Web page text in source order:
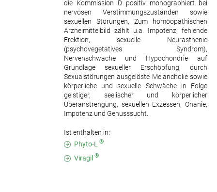
die Kommission D positiv monographiert bei
nervösen Verstimmungszuständen sowie
sexuellen Störungen. Zum homöopathischen
Arzneimittelbild zählt u.a. Impotenz, fehlende
Erektion, sexuelle Neurasthenie
(psychovegetatives Syndrom),
Nervenschwäche und Hypochondrie auf
Grundlage sexueller Erschöpfung, durch
Sexualstörungen ausgelöste Melancholie sowie
körperliche und sexuelle Schwäche in Folge
geistiger, seelischer und körperlicher
Überanstrengung, sexuellen Exzessen, Onanie,
Impotenz und Genusssucht.
Ist enthalten in:
Phyto-L ®
Viragil ®